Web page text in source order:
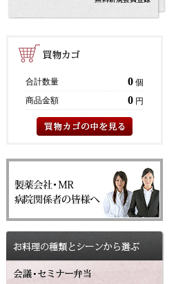
合計数量 0 個
商品金額
0 円